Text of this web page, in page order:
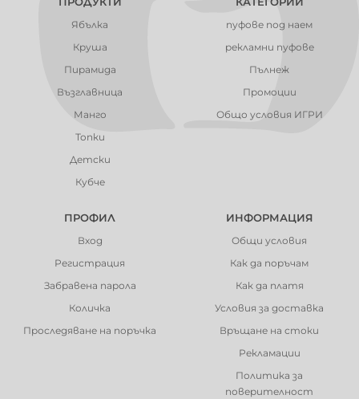
Ябълка
Круша
Пирамида
Възглавница
Манго
Топки
Детски
Кубче
пуфове под наем
рекламни пуфове
Пълнеж
Промоции
Общо условия ИГРИ
ПРОФИЛ
Вход
Регистрация
Забравена парола
Количка
Проследяване на поръчка
ИНФОРМАЦИЯ
Общи условия
Как да поръчам
Как да платя
Условия за доставка
Връщане на стоки
Рекламации
Политика за
поверителност